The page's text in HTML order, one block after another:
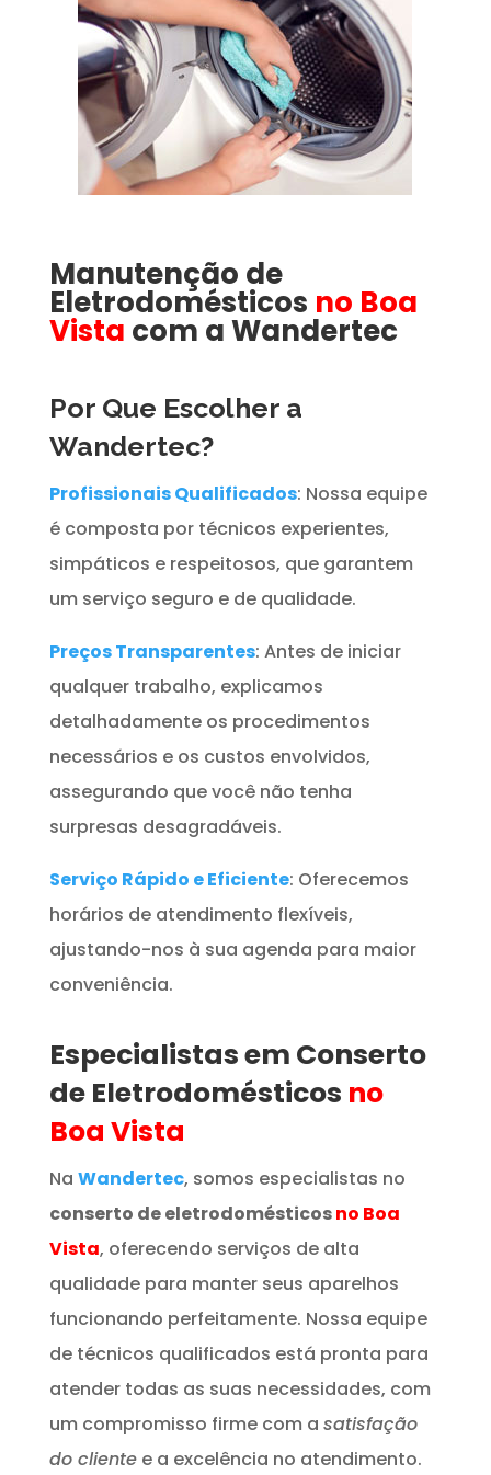
Manutenção de
Eletrodomésticos no Boa
Vista com a Wandertec
Por Que Escolher a
Wandertec?
Profissionais Qualificados: Nossa equipe
é composta por técnicos experientes,
simpáticos e respeitosos, que garantem
um serviço seguro e de qualidade.
Preços Transparentes: Antes de iniciar
qualquer trabalho, explicamos
detalhadamente os procedimentos
necessários e os custos envolvidos,
assegurando que você não tenha
surpresas desagradáveis.
Serviço Rápido e Eficiente: Oferecemos
horários de atendimento flexíveis,
ajustando-nos à sua agenda para maior
conveniência.
Especialistas em Conserto
de Eletrodomésticos no
Boa Vista
Na Wandertec, somos especialistas no
conserto de eletrodomésticosno Boa
Vista, oferecendo serviços de alta
qualidade para manter seus aparelhos
funcionando perfeitamente. Nossa equipe
de técnicos qualificados está pronta para
atender todas as suas necessidades, com
um compromisso firme com a satisfação
do clientee a excelência no atendimento.